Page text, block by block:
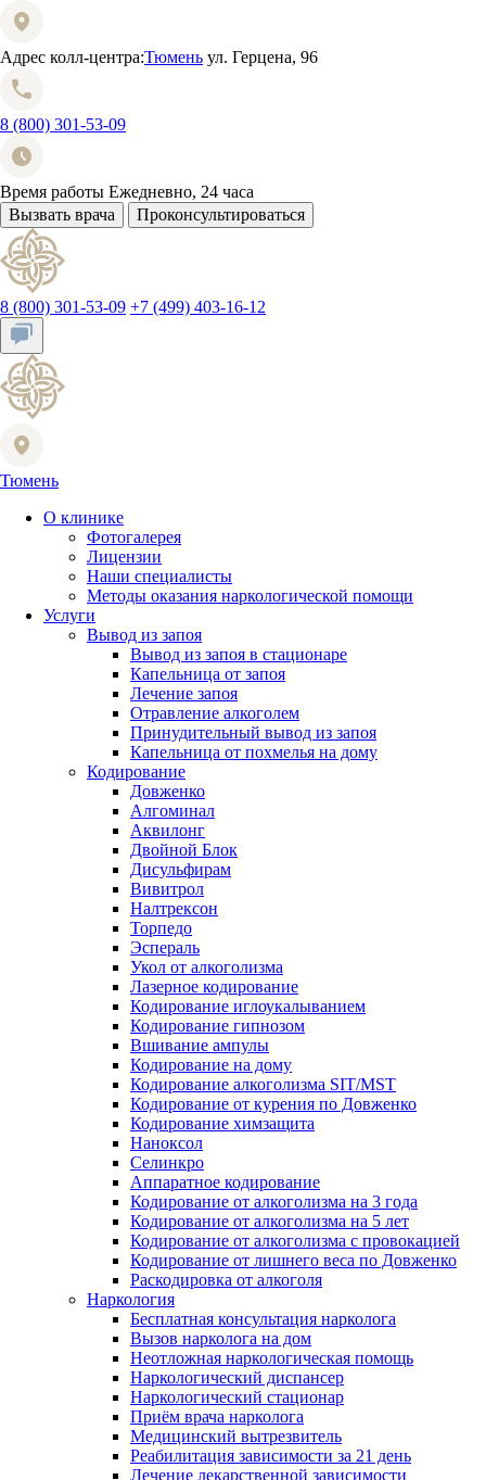
Адрес колл-центра:Тюмень ул. Герцена, 96
8 (800) 301-53-09
Время работы Ежедневно, 24 часа
Вызвать врача
Проконсультироваться
8 (800) 301-53-09 +7 (499) 403-16-12
Тюмень
О клинике
Фотогалерея
Лицензии
Наши специалисты
Методы оказания наркологической помощи
Услуги
Вывод из запоя
Вывод из запоя в стационаре
Капельница от запоя
Лечение запоя
Отравление алкоголем
Принудительный вывод из запоя
Капельница от похмелья на дому
Кодирование
Довженко
Алгоминал
Аквилонг
Двойной Блок
Дисульфирам
Вивитрол
Налтрексон
Торпедо
Эспераль
Укол от алкоголизма
Лазерное кодирование
Кодирование иглоукалыванием
Кодирование гипнозом
Вшивание ампулы
Кодирование на дому
Кодирование алкоголизма SIT/MST
Кодирование от курения по Довженко
Кодирование химзащита
Наноксол
Селинкро
Аппаратное кодирование
Кодирование от алкоголизма на 3 года
Кодирование от алкоголизма на 5 лет
Кодирование от алкоголизма с провокацией
Кодирование от лишнего веса по Довженко
Раскодировка от алкоголя
Наркология
Бесплатная консультация нарколога
Вызов нарколога на дом
Неотложная наркологическая помощь
Наркологический диспансер
Наркологический стационар
Приём врача нарколога
Медицинский вытрезвитель
Реабилитация зависимости за 21 день
Лечение лекарственной зависимости